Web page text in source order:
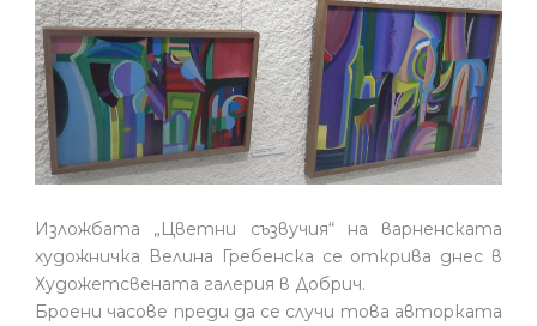
Изложбата „Цветни съзвучия“ на варненската
художничка Велина Гребенска се открива днес в
Художетсвената галерия в Добрич.
Броени часове преди да се случи това авторката